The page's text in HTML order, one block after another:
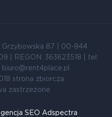
Grzybowska 87 | 00-844
| REGON: 363623518 | tel:
strona zbiorcza
zastrzeżone
SEO Adspectra